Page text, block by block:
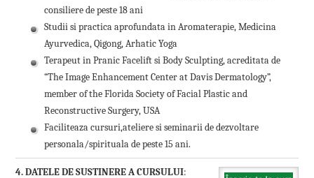
consiliere de peste 18 ani
Studii si practica aprofundata in Aromaterapie, Medicina
Ayurvedica, Qigong, Arhatic Yoga
Terapeut in Pranic Facelift si Body Sculpting, acreditata de
“The Image Enhancement Center at Davis Dermatology”,
member of the Florida Society of Facial Plastic and
Reconstructive Surgery, USA
Faciliteaza cursuri,ateliere si seminarii de dezvoltare
personala/spirituala de peste 15 ani.
4. DATELE DE SUSTINERE A CURSULUI: